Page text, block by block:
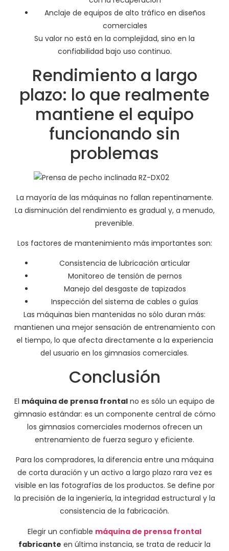
Anclaje de equipos de alto tráfico en diseños
comerciales
Su valor no está en la complejidad, sino en la
confiabilidad bajo uso continuo.
Rendimiento a largo
plazo: lo que realmente
mantiene el equipo
funcionando sin
problemas
La mayoría de las máquinas no fallan repentinamente.
La disminución del rendimiento es gradual y, a menudo,
prevenible.
Los factores de mantenimiento más importantes son:
Consistencia de lubricación articular
Monitoreo de tensión de pernos
Manejo del desgaste de tapizados
Inspección del sistema de cables o guías
Las máquinas bien mantenidas no sólo duran más:
mantienen una mejor sensación de entrenamiento con
el tiempo, lo que afecta directamente a la experiencia
del usuario en los gimnasios comerciales.
Conclusión
El máquina de prensa frontal no es sólo un equipo de
gimnasio estándar: es un componente central de cómo
los gimnasios comerciales modernos ofrecen un
entrenamiento de fuerza seguro y eficiente.
Para los compradores, la diferencia entre una máquina
de corta duración y un activo a largo plazo rara vez es
visible en las fotografías de los productos. Se define por
la precisión de la ingeniería, la integridad estructural y la
consistencia de la fabricación.
Elegir un confiable máquina de prensa frontal
fabricante en última instancia, se trata de reducir la